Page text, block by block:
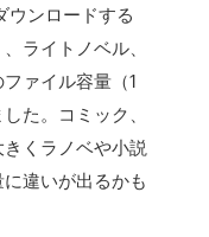
ウンロードする
ライトノベル、
ァイル容量（1
た。コミック、
くラノベや小説
違いが出るかも